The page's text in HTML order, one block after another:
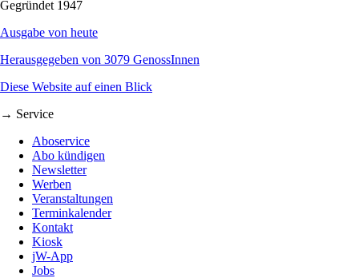
Gegründet 1947
Ausgabe von heute
Herausgegeben von 3079 GenossInnen
Diese Website auf einen Blick
→ Service
Aboservice
Abo kündigen
Newsletter
Werben
Veranstaltungen
Terminkalender
Kontakt
Kiosk
jW-App
Jobs